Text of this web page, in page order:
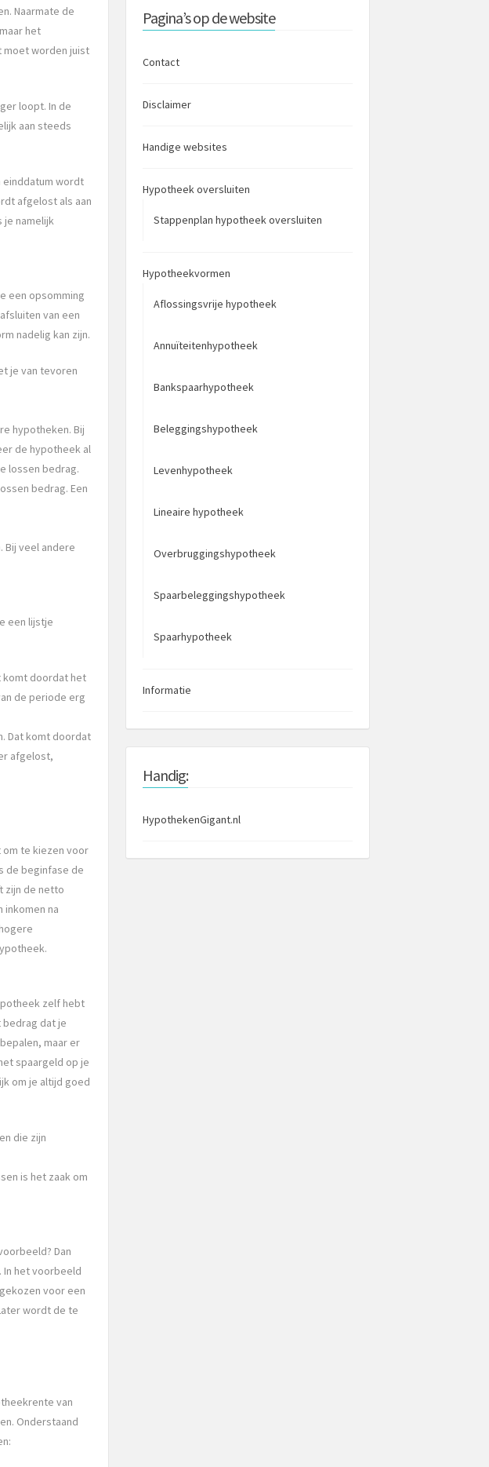
Naarmate de
het
moet worden juist
loopt. In de
aan steeds
einddatum wordt
afgelost als aan
je namelijk
een opsomming
van een
nadelig kan zijn.
je van tevoren
hypotheken. Bij
de hypotheek al
lossen bedrag.
bedrag. Een
veel andere
een lijstje
komt doordat het
de periode erg
Dat komt doordat
afgelost,
om te kiezen voor
de beginfase de
zijn de netto
inkomen na
zelf hebt
bedrag dat je
maar er
spaargeld op je
om je altijd goed
die zijn
is het zaak om
Dan
In het voorbeeld
voor een
wordt de te
van
Onderstaand
Pagina’s op de website
Contact
Disclaimer
Handige websites
Hypotheek oversluiten
Stappenplan hypotheek oversluiten
Hypotheekvormen
Aflossingsvrije hypotheek
Annuïteitenhypotheek
Bankspaarhypotheek
Beleggingshypotheek
Levenhypotheek
Lineaire hypotheek
Overbruggingshypotheek
Spaarbeleggingshypotheek
Spaarhypotheek
Informatie
Handig:
HypothekenGigant.nl